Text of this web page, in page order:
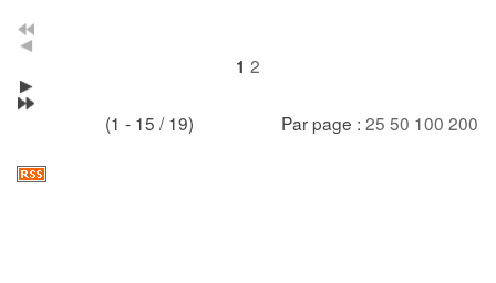
1 2
(1 - 15 / 19) Par page : 25 50 100 200